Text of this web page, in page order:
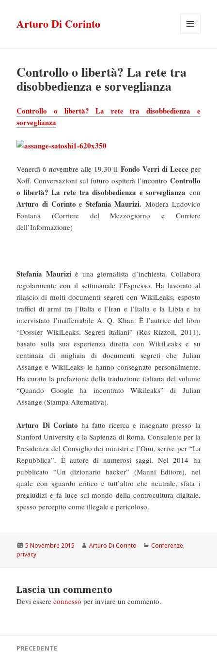
Arturo Di Corinto
Controllo o libertà? La rete tra
disobbedienza e sorveglianza
Controllo o libertà? La rete tra disobbedienza e
sorveglianza
Venerdì 6 novembre alle 19.30 il Fondo Verri di Lecceper
Xoff. Conversazioni sul futuro ospiterà l’incontro Controllo
o libertà? La rete tra disobbedienza e sorveglianza con
Arturo di Corinto e Stefania Maurizi. Modera Ludovico
Fontana (Corriere del Mezzogiorno e Corriere
dell’Informazione)
Stefania Maurizi è una giornalista d’inchiesta. Collabora
regolarmente con il settimanale l’Espresso. Ha lavorato al
rilascio di molti documenti segreti con WikiLeaks, esposto
traffici di armi tra l’Italia e l’Iran e l’Italia e la Libia e ha
intervistato l’inafferrabile A. Q. Khan. È l’autrice del libro
“Dossier WikiLeaks. Segreti italiani” (Rcs Rizzoli, 2011),
basato sulla sua esperienza diretta con WikiLeaks e su
centinaia di migliaia di documenti segreti che Julian
Assange e WikiLeaks le hanno consegnato personalmente.
Ha curato la prefazione della traduzione italiana del volume
“Quando Google ha incontrato Wikileaks” di Julian
Assange (Stampa Alternativa).
Arturo Di Corinto ha fatto ricerca e insegnato presso la
Stanford University e la Sapienza di Roma. Consulente per la
Presidenza del Consiglio dei ministri e l’Onu, scrive per “La
Repubblica”. È autore di numerosi saggi. Nel 2014 ha
pubblicato “Un dizionario hacker” (Manni Editore), nel
quale con sguardo critico e tutt’altro che neutrale, sfata i
pregiudizi e fa luce sul mondo della controcultura digitale,
spesso percepito come illegale e pericoloso.
Scritto
il
5 Novembre 2015 Autore
Arturo Di Corinto Categorie
Conferenze,
privacy
Lascia un commento
Devi essereconnesso per inviare un commento.
PRECEDENTE